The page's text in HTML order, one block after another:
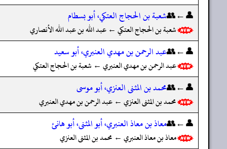
👤←👥شعبة بن الحجاج العتكي، أبو بسطام
شعبة بن الحجاج العتكي ← عبد الله بن عبد الله الأنصاري
👤←👥عبد الرحمن بن مهدي العنبري، أبو سعيد
عبد الرحمن بن مهدي العنبري ← شعبة بن الحجاج العتكي
👤←👥محمد بن المثنى العنزي، أبو موسى
محمد بن المثنى العنزي ← عبد الرحمن بن مهدي العنبري
👤←👥معاذ بن معاذ العنبري، أبو المثنى، أبو هانئ
معاذ بن معاذ العنبري ← محمد بن المثنى العنزي